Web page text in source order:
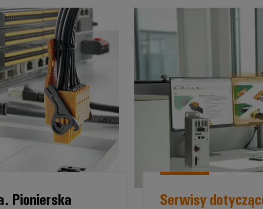
połączenia. Pionierska technika łączeniowa PCB.
Pionierska
Serwisy